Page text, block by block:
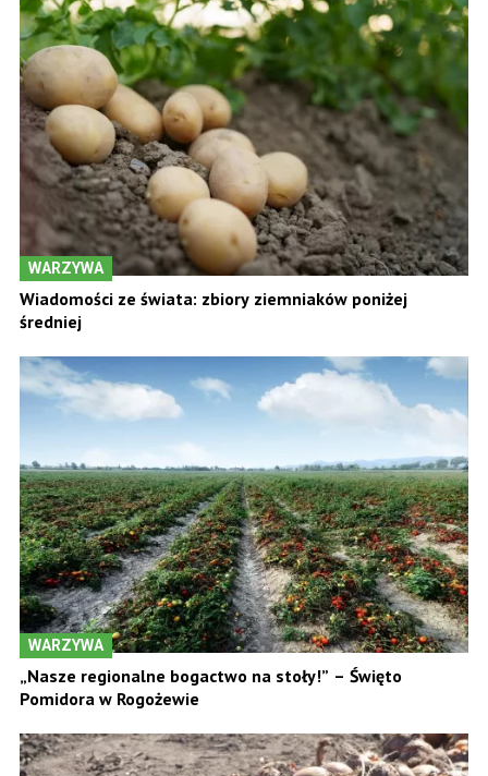
WARZYWA
Wiadomości ze świata: zbiory ziemniaków poniżej
średniej
WARZYWA
„Nasze regionalne bogactwo na stoły!” – Święto
Pomidora w Rogożewie